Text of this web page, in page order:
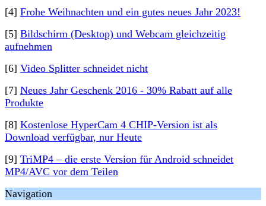
[4] Frohe Weihnachten und ein gutes neues Jahr 2023!
[5] Bildschirm (Desktop) und Webcam gleichzeitig
aufnehmen
[6] Video Splitter schneidet nicht
[7] Neues Jahr Geschenk 2016 - 30% Rabatt auf alle
Produkte
[8] Kostenlose HyperCam 4 CHIP-Version ist als
Download verfügbar, nur Heute
[9] TriMP4 – die erste Version für Android schneidet
MP4/AVC vor dem Teilen
Navigation